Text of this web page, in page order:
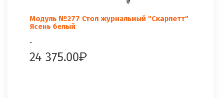
Модуль №277 Стол журнальный "Скарлетт"
Ясень белый
..
24 375.00